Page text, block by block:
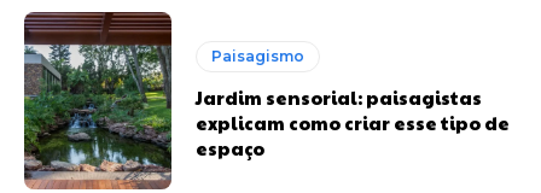
Paisagismo
Jardim sensorial: paisagistas
explicam como criar esse tipo de
espaço